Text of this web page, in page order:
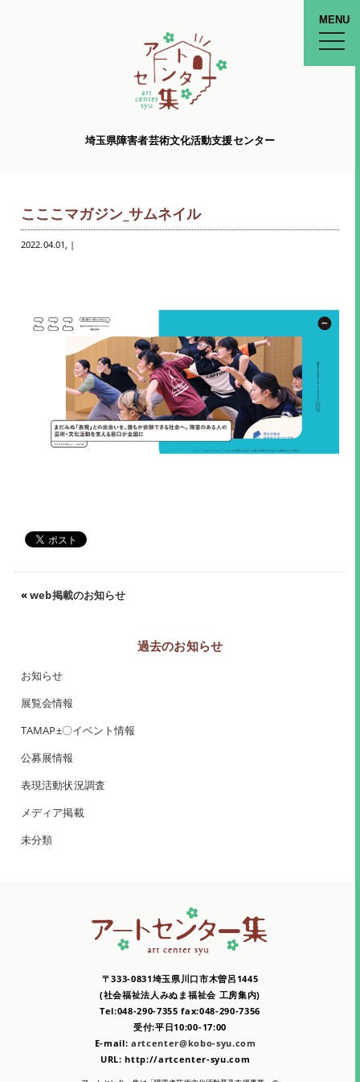
埼玉県障害者芸術文化活動支援センター
MENU
toggle
こここマガジン_サムネイル
2022.04.01, |
«web掲載のお知らせ
過去のお知らせ
お知らせ
展覧会情報
TAMAP±〇イベント情報
公募展情報
表現活動状況調査
メディア掲載
未分類
〒333-0831埼玉県川口市木曽呂1445
(社会福祉法人みぬま福祉会 工房集内)
Tel:048-290-7355 fax:048-290-7356
受付:平日10:00-17:00
E-mail: artcenter@kobo-syu.com
URL: http://artcenter-syu.com